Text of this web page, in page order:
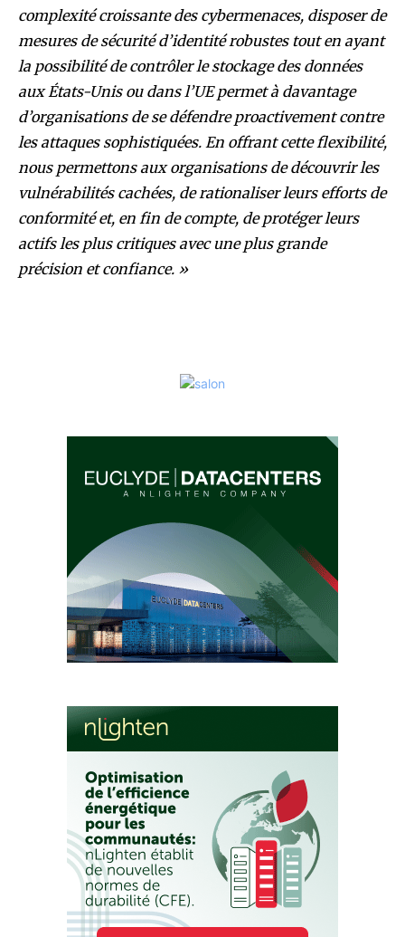
complexité croissante des cybermenaces, disposer de
mesures de sécurité d’identité robustes tout en ayant
la possibilité de contrôler le stockage des données
aux États-Unis ou dans l’UE permet à davantage
d’organisations de se défendre proactivement contre
les attaques sophistiquées. En offrant cette flexibilité,
nous permettons aux organisations de découvrir les
vulnérabilités cachées, de rationaliser leurs efforts de
conformité et, en fin de compte, de protéger leurs
actifs les plus critiques avec une plus grande
précision et confiance. »